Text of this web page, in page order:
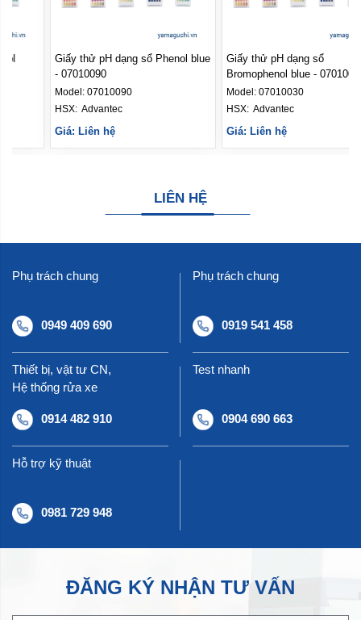
Giấy thử pH dạng sổ Phenol
purple - 07010130
07010130
Advantec
Giá: Liên hệ
Giấy thử pH dạng sổ Phenol blue
- 07010090
07010090
Advantec
Giá: Liên hệ
LIÊN HỆ
Phụ trách chung
0949 409 690
Phụ trách chung
0919 541 458
Thiết bị, vật tư CN,
Hệ thống rửa xe
0914 482 910
Test nhanh
0904 690 663
Hỗ trợ kỹ thuật
0981 729 948
ĐĂNG KÝ NHẬN TƯ VẤN